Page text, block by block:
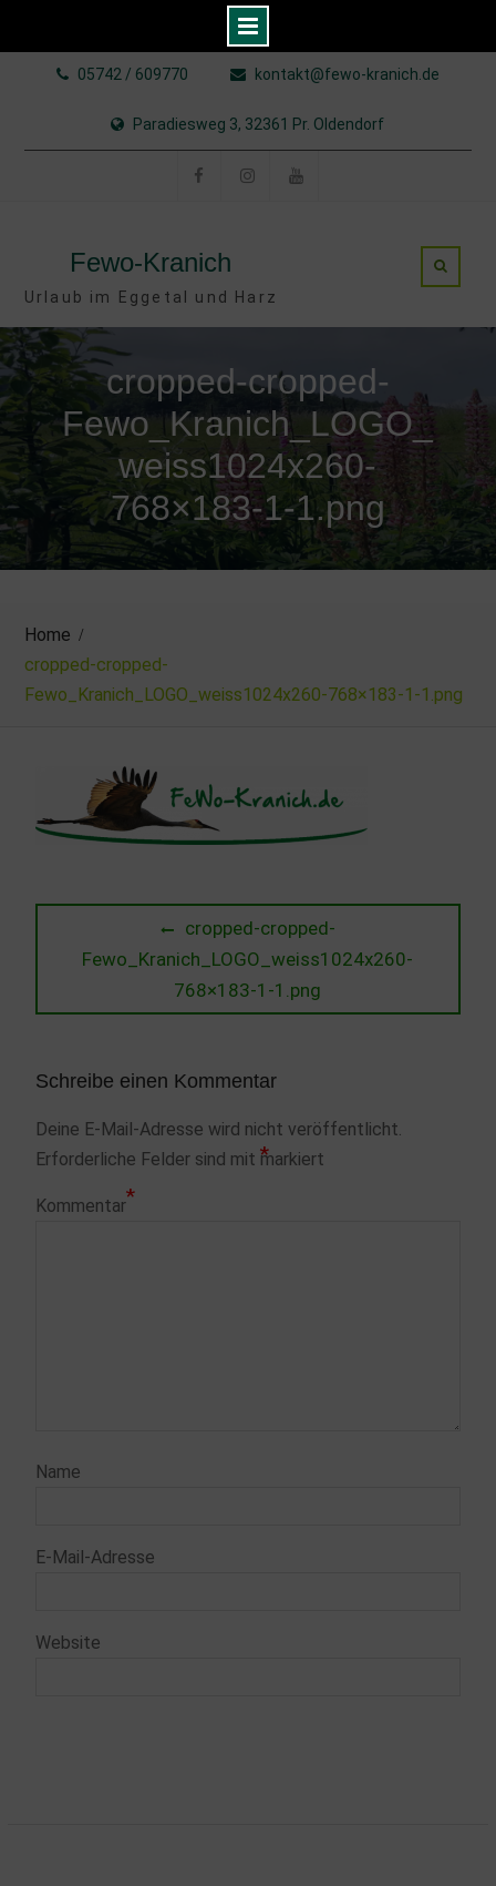
05742 / 609770 kontakt@fewo-kranich.de
Paradiesweg 3, 32361 Pr. Oldendorf
Fewo-Kranich
Urlaub im Eggetal und Harz
cropped-cropped-
Fewo_Kranich_LOGO_
weiss1024x260-
768×183-1-1.png
Home
cropped-cropped-
Fewo_Kranich_LOGO_weiss1024x260-768×183-1-1.png
Beitragsnavigation
Previous
post:
cropped-cropped-
Fewo_Kranich_LOGO_weiss1024x260-
768×183-1-1.png
Schreibe einen Kommentar
Deine E-Mail-Adresse wird nicht veröffentlicht.
Erforderliche Felder sind mit *
markiert
Kommentar*
Name
E-Mail-Adresse
Website